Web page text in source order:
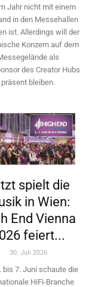
Jahr nicht mit einem
in den Messehallen
ist. Allerdings will ­der
Konzern auf dem
als
des Creator Hubs
präsent bleiben.
spielt die
in Wien:
End Vienna
feiert...
30. Juli 2026
bis 7. Juni schaute die
HiFi-Branche